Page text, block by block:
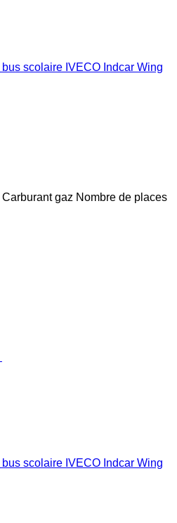
bus scolaire IVECO Indcar Wing
Carburant gaz Nombre de places
bus scolaire IVECO Indcar Wing